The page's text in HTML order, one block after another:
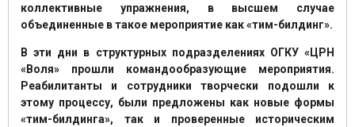
коллективные упражнения, в высшем случае
объединенные в такое мероприятие как «тим-билдинг».
В эти дни в структурных подразделениях ОГКУ «ЦРН
«Воля» прошли командообразующие мероприятия.
Реабилитанты и сотрудники творчески подошли к
этому процессу, были предложены как новые формы
«тим-билдинга», так и проверенные историческим